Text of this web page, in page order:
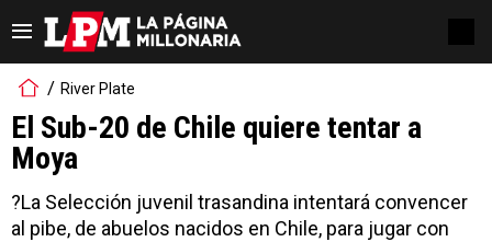
River Plate
El Sub-20 de Chile quiere tentar a
Moya
?La Selección juvenil trasandina intentará convencer
al pibe, de abuelos nacidos en Chile, para jugar con